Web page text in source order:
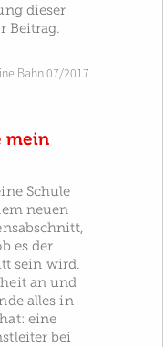
dieser
Beitrag.
Bahn 07/2017
mein
Schule
neuen
es der
sein wird.
an und
alles in
eine
bei